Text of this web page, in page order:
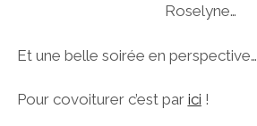
Roselyne…
Et une belle soirée en perspective…
Pour covoiturer c’est par ici !